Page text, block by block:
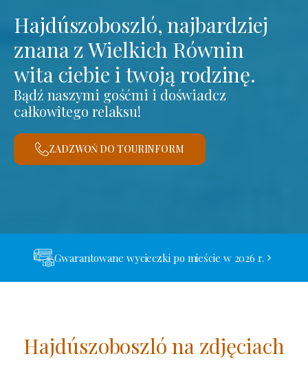
Hajdúszoboszló, najbardziej
znana z Wielkich Równin
wita ciebie i twoją rodzinę.
Bądź naszymi gośćmi i doświadcz
całkowitego relaksu!
ZADZWOŃ DO TOURINFORM
Gwarantowane wycieczki po mieście w 2026 r.
Hajdúszoboszló na zdjęciach